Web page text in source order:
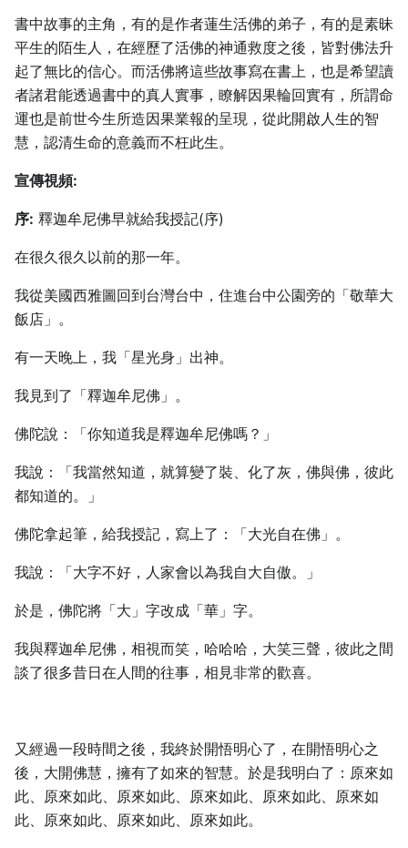
書中故事的主角，有的是作者蓮生活佛的弟子，有的是素昧
平生的陌生人，在經歷了活佛的神通救度之後，皆對佛法升
起了無比的信心。而活佛將這些故事寫在書上，也是希望讀
者諸君能透過書中的真人實事，瞭解因果輪回實有，所謂命
運也是前世今生所造因果業報的呈現，從此開啟人生的智
慧，認清生命的意義而不枉此生。
宣傳視頻:
序: 釋迦牟尼佛早就給我授記(序)
在很久很久以前的那一年。
我從美國西雅圖回到台灣台中，住進台中公園旁的「敬華大
飯店」。
有一天晚上，我「星光身」出神。
我見到了「釋迦牟尼佛」。
佛陀說：「你知道我是釋迦牟尼佛嗎？」
我說：「我當然知道，就算變了裝、化了灰，佛與佛，彼此
都知道的。」
佛陀拿起筆，給我授記，寫上了：「大光自在佛」。
我說：「大字不好，人家會以為我自大自傲。」
於是，佛陀將「大」字改成「華」字。
我與釋迦牟尼佛，相視而笑，哈哈哈，大笑三聲，彼此之間
談了很多昔日在人間的往事，相見非常的歡喜。
又經過一段時間之後，我終於開悟明心了，在開悟明心之
後，大開佛慧，擁有了如來的智慧。於是我明白了：原來如
此、原來如此、原來如此、原來如此、原來如此、原來如
此、原來如此、原來如此、原來如此。